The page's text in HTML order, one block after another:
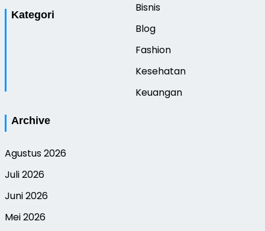
Kategori
Bisnis
Blog
Fashion
Kesehatan
Keuangan
Archive
Agustus 2026
Juli 2026
Juni 2026
Mei 2026